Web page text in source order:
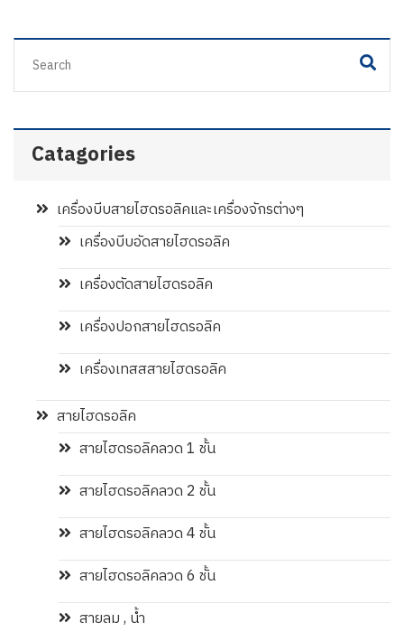
Catagories
เครื่องบีบสายไฮดรอลิคและเครื่องจักรต่างๆ
เครื่องบีบอัดสายไฮดรอลิค
เครื่องตัดสายไฮดรอลิค
เครื่องปอกสายไฮดรอลิค
เครื่องเทสสสายไฮดรอลิค
สายไฮดรอลิค
สายไฮดรอลิคลวด 1 ชั้น
สายไฮดรอลิคลวด 2 ชั้น
สายไฮดรอลิคลวด 4 ชั้น
สายไฮดรอลิคลวด 6 ชั้น
สายลม , น้ำ